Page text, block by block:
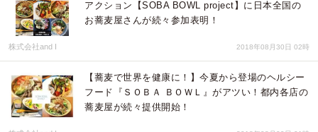
アクション【SOBA BOWL project】に日本全国の
お蕎麦屋さんが続々参加表明！
株式会社and I 2018年08月30日 02時
【蕎麦で世界を健康に！】今夏から登場のヘルシー
フード『ＳＯＢＡ ＢＯＷＬ』がアツい！都内各店の
蕎麦屋が続々提供開始！